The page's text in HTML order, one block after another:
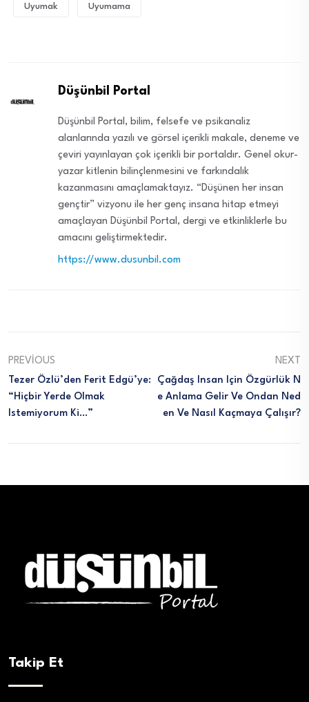
Uyumak Uyumama
Düşünbil Portal
Düşünbil Portal, bilim, felsefe ve psikanaliz
alanlarında yazılı ve görsel içerikli makale, deneme ve
çeviri yayınlayan çok içerikli bir portaldır. Genel okur-
yazar kitlenin bilinçlenmesini ve farkındalık
kazanmasını amaçlamaktayız. “Düşünen her insan
gençtir” vizyonu ile her genç insana hitap etmeyi
amaçlayan Düşünbil Portal, dergi ve etkinliklerle bu
amacını geliştirmektedir.
https://www.dusunbil.com
PREVIOUS
Tezer Özlü’den Ferit Edgü’ye:
“Hiçbir Yerde Olmak
Istemiyorum Ki…”
NEXT
Çağdaş Insan Için Özgürlük N
E Anlama Gelir Ve Ondan Ned
En Ve Nasıl Kaçmaya Çalışır?
Takip Et